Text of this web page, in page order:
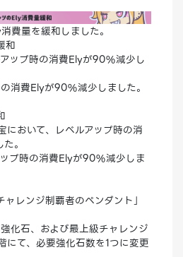
費量を緩和しました。
和
プ時の消費Elyが90%減少し
費Elyが90%減少しました。
おいて、レベルアップ時の消
。
時の消費Elyが90%減少しま
レンジ制覇者のペンダント」
石、および最上級チャレンジ
にて、必要強化石数を1つに変更